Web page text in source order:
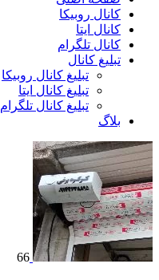
کانال روبیکا
کانال ایتا
کانال تلگرام
تبلیغ کانال
تبلیغ کانال روبیکا
تبلیغ کانال ایتا
تبلیغ کانال تلگرام
بلاگ
66